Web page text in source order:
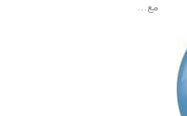
مع…